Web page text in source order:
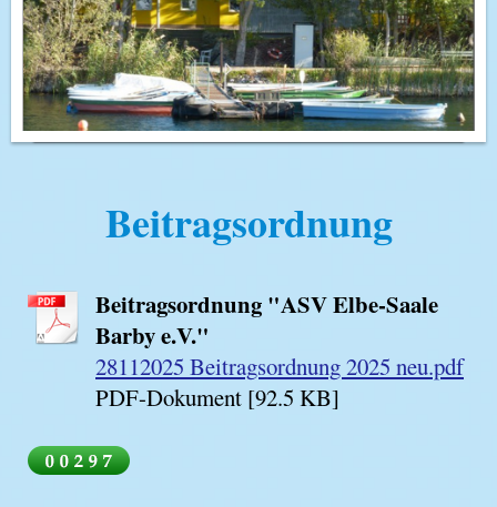
Beitragsordnung
Beitragsordnung "ASV Elbe-Saale
Barby e.V."
28112025 Beitragsordnung 2025 neu.pdf
PDF-Dokument [92.5 KB]